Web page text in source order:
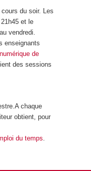
du soir. Les
et le
vendredi.
enseignants
de
des sessions
chaque
obtient, pour
du temps.